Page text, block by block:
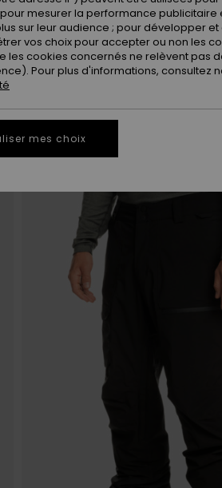
mesurer la performance
sur leur audience ; pour développer
vos choix pour accepter ou non les
les cookies concernés ne relèvent pas
Pour plus d'informations, consultez
mes choix